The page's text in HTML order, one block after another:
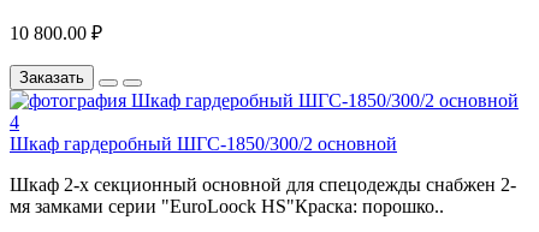
10 800.00 ₽
Заказать
Шкаф гардеробный ШГС-1850/300/2 основной
Шкаф 2-х секционный основной для спецодежды снабжен 2-
мя замками серии "EuroLoock HS"Краска: порошко..